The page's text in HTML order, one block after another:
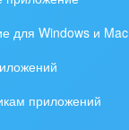
для Windows и Mac
приложений